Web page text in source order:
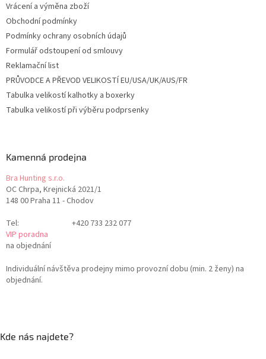
Vrácení a výměna zboží
Obchodní podmínky
Podmínky ochrany osobních údajů
Formulář odstoupení od smlouvy
Reklamační list
PRŮVODCE A PŘEVOD VELIKOSTÍ EU/USA/UK/AUS/FR
Tabulka velikostí kalhotky a boxerky
Tabulka velikostí při výběru podprsenky
Kamenná prodejna
Bra Hunting s.r.o.
OC Chrpa, Krejnická 2021/1
148 00 Praha 11 - Chodov
Tel:
+420 733 232 077
VIP poradna
na objednání
Individuální návštěva prodejny mimo provozní dobu (min. 2 ženy) na
objednání.
Kde nás najdete?